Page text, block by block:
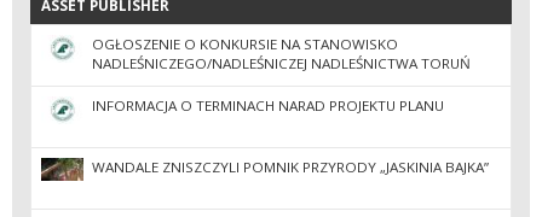
ASSET PUBLISHER
ASSET PUBLISHER
OGŁOSZENIE O KONKURSIE NA STANOWISKO
NADLEŚNICZEGO/NADLEŚNICZEJ NADLEŚNICTWA TORUŃ
INFORMACJA O TERMINACH NARAD PROJEKTU PLANU
WANDALE ZNISZCZYLI POMNIK PRZYRODY „JASKINIA BAJKA”